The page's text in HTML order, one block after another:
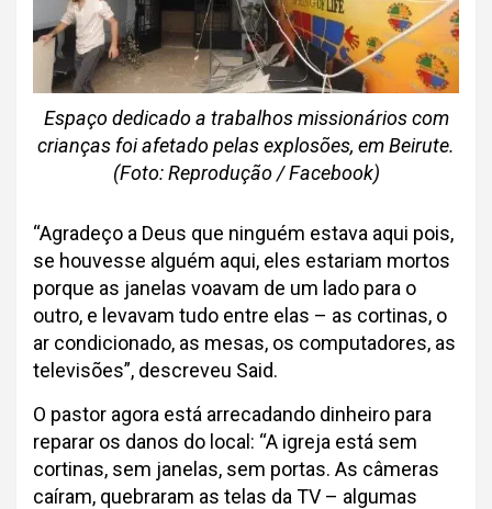
Espaço dedicado a trabalhos missionários com
crianças foi afetado pelas explosões, em Beirute.
(Foto: Reprodução / Facebook)
“Agradeço a Deus que ninguém estava aqui pois,
se houvesse alguém aqui, eles estariam mortos
porque as janelas voavam de um lado para o
outro, e levavam tudo entre elas – as cortinas, o
ar condicionado, as mesas, os computadores, as
televisões”, descreveu Said.
O pastor agora está arrecadando dinheiro para
reparar os danos do local: “A igreja está sem
cortinas, sem janelas, sem portas. As câmeras
caíram, quebraram as telas da TV – algumas